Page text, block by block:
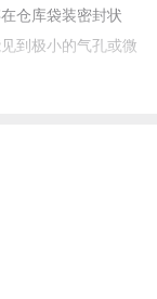
仓库袋装密封状
到极小的气孔或微
。肉眼不易察觉，